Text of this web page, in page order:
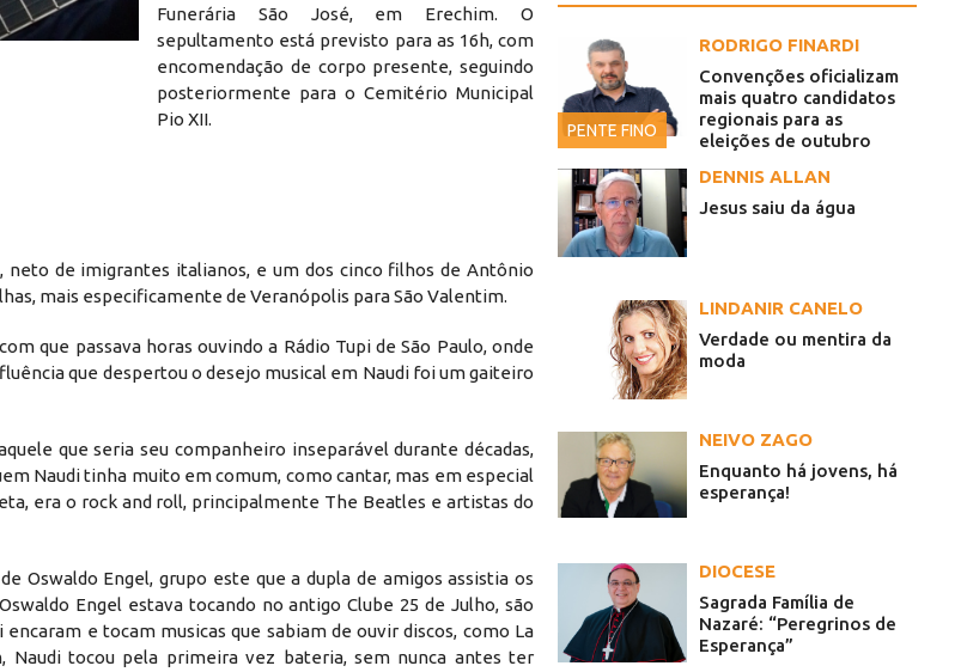
Funerária São José, em Erechim. O
sepultamento está previsto para as 16h, com
encomendação de corpo presente, seguindo
posteriormente para o Cemitério Municipal
Pio XII.
neto de imigrantes italianos, e um dos cinco filhos de Antônio
mais especificamente de Veranópolis para São Valentim.
que passava horas ouvindo a Rádio Tupi de São Paulo, onde
que despertou o desejo musical em Naudi foi um gaiteiro
que seria seu companheiro inseparável durante décadas,
Naudi tinha muito em comum, como cantar, mas em especial
era o rock and roll, principalmente The Beatles e artistas do
Oswaldo Engel, grupo este que a dupla de amigos assistia os
Engel estava tocando no antigo Clube 25 de Julho, são
e tocam musicas que sabiam de ouvir discos, como La
Naudi tocou pela primeira vez bateria, sem nunca antes ter
PENTE FINO
RODRIGO FINARDI
Convenções oficializam
mais quatro candidatos
regionais para as
eleições de outubro
DENNIS ALLAN
Jesus saiu da água
LINDANIR CANELO
Verdade ou mentira da
moda
NEIVO ZAGO
Enquanto há jovens, há
esperança!
DIOCESE
Sagrada Família de
Nazaré: “Peregrinos de
Esperança”